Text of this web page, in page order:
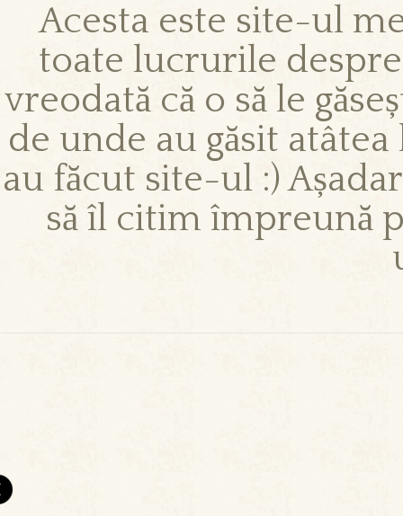
Acesta este site-ul
toate lucrurile
vreodată că o să le
de unde au găsit
au făcut site-ul :)
să îl citim împreună